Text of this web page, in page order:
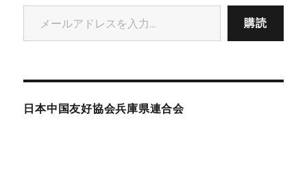
メールアドレスを入力...
購読
日本中国友好協会兵庫県連合会